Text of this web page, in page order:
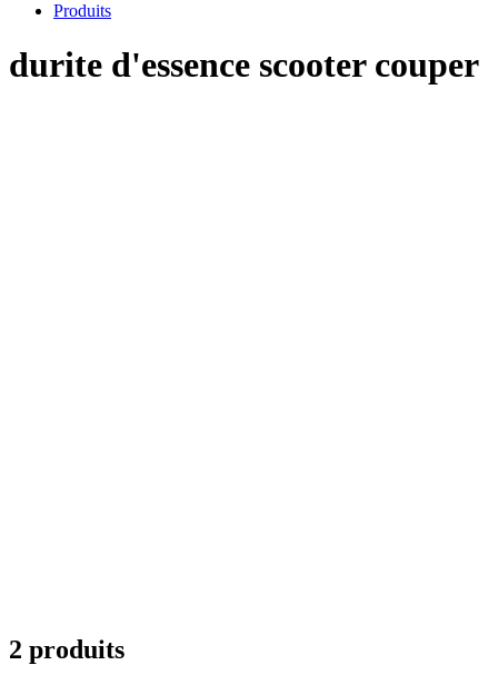
Produits
durite d'essence scooter couper
2 produits